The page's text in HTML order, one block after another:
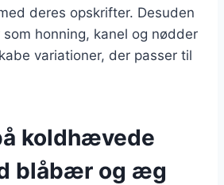
deres opskrifter. Desuden
honning, kanel og nødder
variationer, der passer til
koldhævede
blåbær og æg